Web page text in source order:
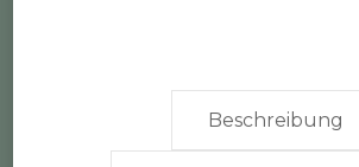
Beschreibung